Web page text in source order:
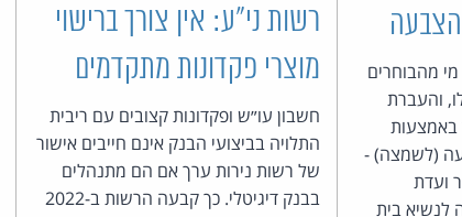
מהבוחרים
והעברת
באמצעות
(לשמצה) -
ועדת
לנשיא בית
רשות ני"ע: אין צורך ברישוי
מוצרי פקדונות מתקדמים
חשבון עו״ש ופקדונות קצובים עם ריבית
התלויה בביצועי הבנק אינם חייבים אישור
של רשות נירות ערך אם הם מתנהלים
בבנק דיגיטלי. כך קבעה הרשות ב-2022